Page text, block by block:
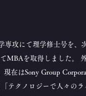
専攻にて理学修士号を、
てMBAを取得しました。
在はSony Group
テクノロジーで人々のラ